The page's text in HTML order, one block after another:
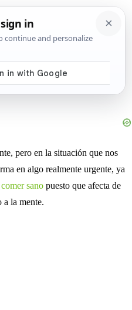
de terapia
2020 Estilo de Vida
pero en la situación que nos
en algo realmente urgente, ya
comer sano puesto que afecta de
a la mente.